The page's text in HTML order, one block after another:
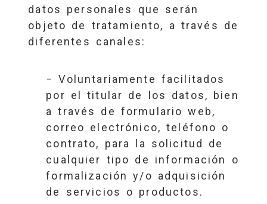
datos personales que serán
objeto de tratamiento, a través de
diferentes canales:
− Voluntariamente facilitados
por el titular de los datos, bien
a través de formulario web,
correo electrónico, teléfono o
contrato, para la solicitud de
cualquier tipo de información o
formalización y/o adquisición
de servicios o productos.